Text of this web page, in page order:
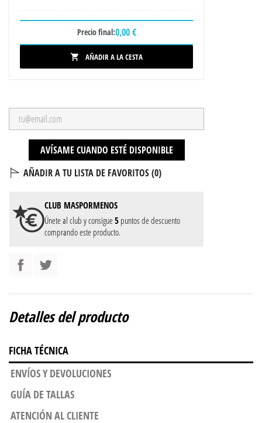
Precio final:0,00 €
 AÑADIR A LA CESTA
AVÍSAME CUANDO ESTÉ DISPONIBLE
AÑADIR A TU LISTA DE FAVORITOS (0)
CLUB MASPORMENOS
Únete al club y consigue5 puntos de descuento
comprando este producto.
Detalles del producto
FICHA TÉCNICA
ENVÍOS Y DEVOLUCIONES
GUÍA DE TALLAS
ATENCIÓN AL CLIENTE